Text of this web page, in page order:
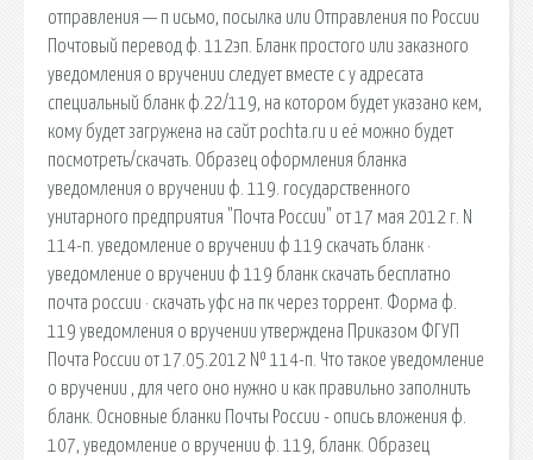
отправления — п исьмо, посылка или Отправления по России
Почтовый перевод ф. 112эп. Бланк простого или заказного
уведомления о вручении следует вместе с у адресата
специальный бланк ф.22/119, на котором будет указано кем,
кому будет загружена на сайт pochta.ru и её можно будет
посмотреть/скачать. Образец оформления бланка
уведомления о вручении ф. 119. государственного
унитарного предприятия "Почта России" от 17 мая 2012 г. N
114-п. уведомление о вручении ф 119 скачать бланк ·
уведомление о вручении ф 119 бланк скачать бесплатно
почта россии · скачать уфс на пк через торрент. Форма ф.
119 уведомления о вручении утверждена Приказом ФГУП
Почта России от 17.05.2012 № 114-п. Что такое уведомление
о вручении , для чего оно нужно и как правильно заполнить
бланк. Основные бланки Почты России - опись вложения ф.
107, уведомление о вручении ф. 119, бланк. Образец